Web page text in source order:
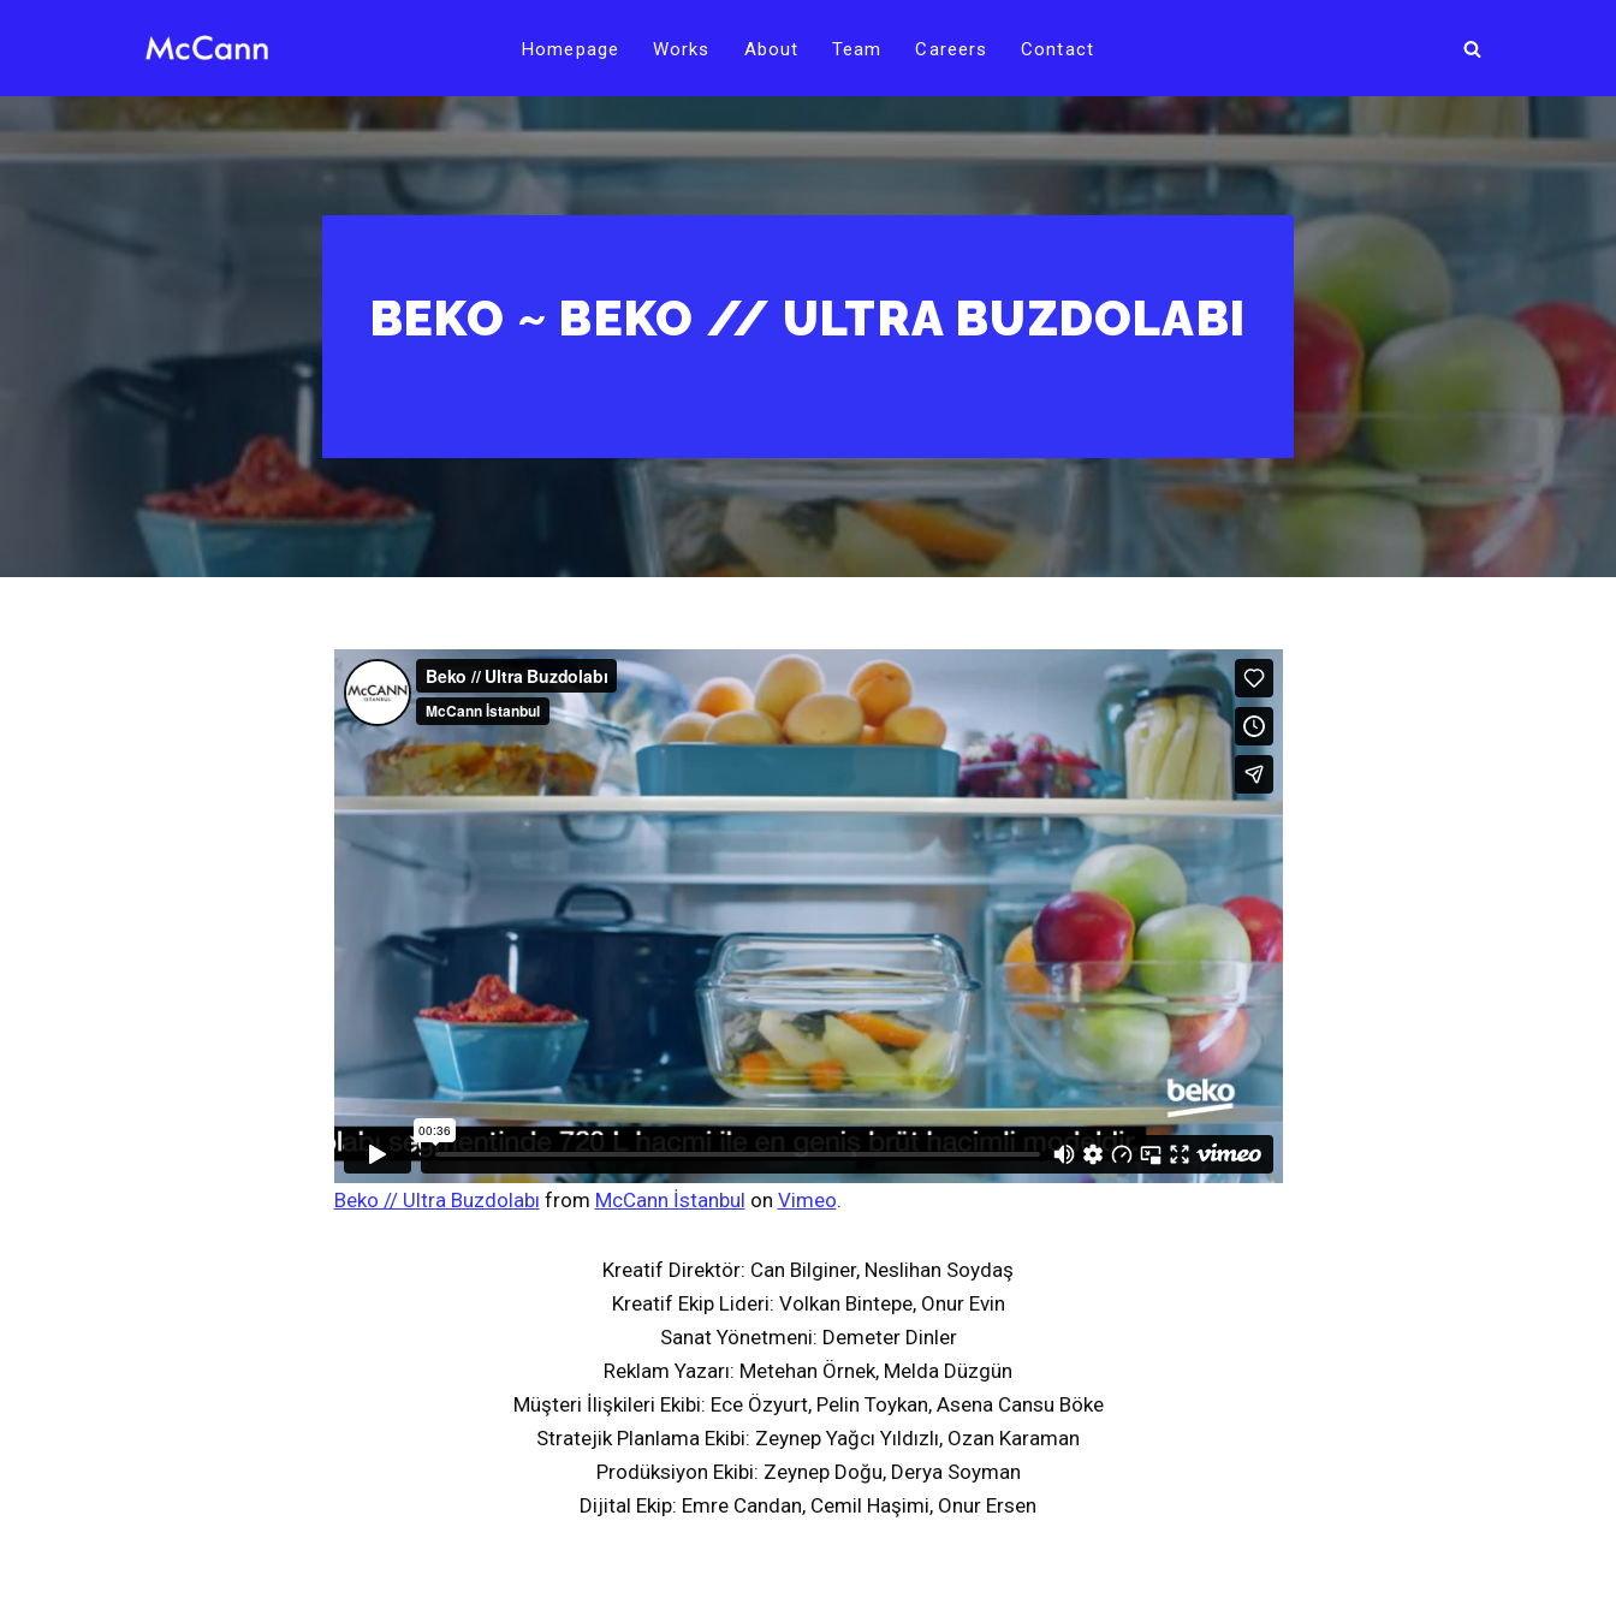
geç
Homepage Works About Team Careers Contact
BEKO ~ BEKO // ULTRA BUZDOLABI
Beko // Ultra Buzdolabı from McCann İstanbul on Vimeo.
Kreatif Direktör: Can Bilginer, Neslihan Soydaş
Kreatif Ekip Lideri: Volkan Bintepe, Onur Evin
Sanat Yönetmeni: Demeter Dinler
Reklam Yazarı: Metehan Örnek, Melda Düzgün
Müşteri İlişkileri Ekibi: Ece Özyurt, Pelin Toykan, Asena Cansu Böke
Stratejik Planlama Ekibi: Zeynep Yağcı Yıldızlı, Ozan Karaman
Prodüksiyon Ekibi: Zeynep Doğu, Derya Soyman
Dijital Ekip: Emre Candan, Cemil Haşimi, Onur Ersen